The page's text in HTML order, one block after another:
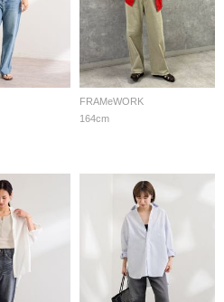
FRAMeWORK
164cm